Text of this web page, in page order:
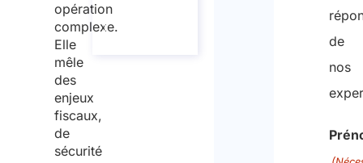
opération
complexe.
Elle
mêle
des
enjeux
fiscaux,
de
sécurité
de
nos